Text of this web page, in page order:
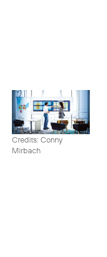
Credits: Conny
Mirbach